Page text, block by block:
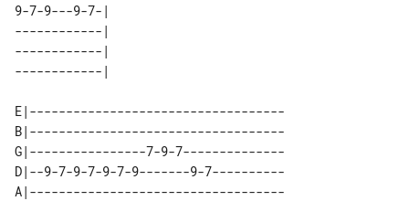
9-7-9---9-7-|
------------|
------------|
E|-----------------------------------
B|-----------------------------------
G|----------------7-9-7--------------
D|--9-7-9-7-9-7-9-------9-7----------
A|-----------------------------------